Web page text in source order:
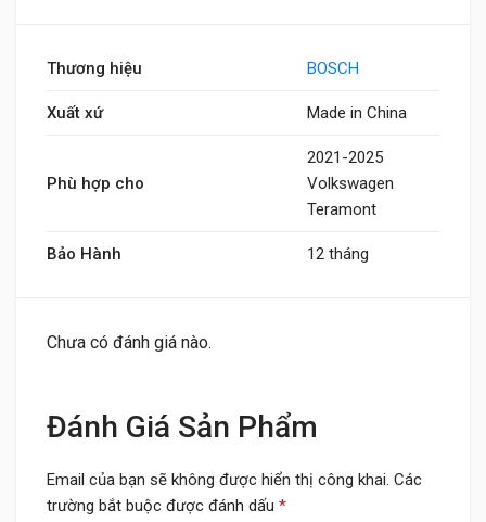
Thương hiệu BOSCH
Xuất xứ Made in China
Phù hợp cho
2021-2025
Volkswagen
Teramont
Bảo Hành 12 tháng
Chưa có đánh giá nào.
Đánh Giá Sản Phẩm
Email của bạn sẽ không được hiển thị công khai. Các
trường bắt buộc được đánh dấu *